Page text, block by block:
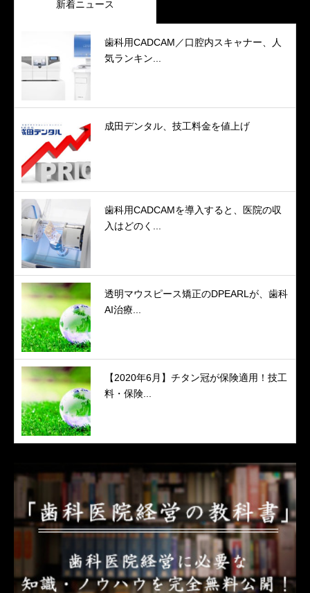
新着ニュース
歯科用CADCAM／口腔内スキャナー、人
気ランキン...
成田デンタル、技工料金を値上げ
歯科用CADCAMを導入すると、医院の収
入はどのく...
透明マウスピース矯正のDPEARLが、歯科
AI治療...
【2020年6月】チタン冠が保険適用！技工
料・保険...